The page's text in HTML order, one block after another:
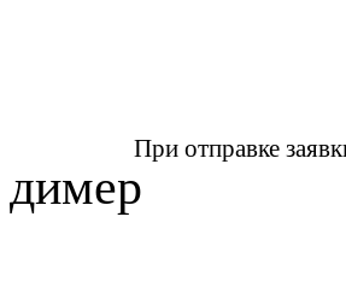
При отправке